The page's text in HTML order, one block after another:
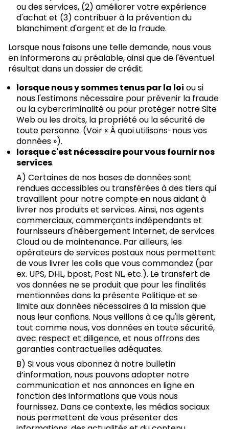
ou des services, (2) améliorer votre expérience
d'achat et (3) contribuer à la prévention du
blanchiment d'argent et de la fraude.
Lorsque nous faisons une telle demande, nous vous
en informerons au préalable, ainsi que de l'éventuel
résultat dans un dossier de crédit.
lorsque nous y sommes tenus par la loi ou si
nous l'estimons nécessaire pour prévenir la fraude
ou la cybercriminalité ou pour protéger notre Site
Web ou les droits, la propriété ou la sécurité de
toute personne. (Voir « À quoi utilisons-nous vos
données »).
lorsque c'est nécessaire pour vous fournir nos
services.
A) Certaines de nos bases de données sont
rendues accessibles ou transférées à des tiers qui
travaillent pour notre compte en nous aidant à
livrer nos produits et services. Ainsi, nos agents
commerciaux, commerçants indépendants et
fournisseurs d'hébergement Internet, de services
Cloud ou de maintenance. Par ailleurs, les
opérateurs de services postaux nous permettent
de vous livrer les colis que vous commandez (par
ex. UPS, DHL, bpost, Post NL, etc.). Le transfert de
vos données ne se produit que pour les finalités
mentionnées dans la présente Politique et se
limite aux données nécessaires à la mission que
nous leur confions. Nous veillons à ce qu'ils gèrent,
tout comme nous, vos données en toute sécurité,
avec respect et diligence, et nous offrons des
garanties contractuelles adéquates.
B) Si vous vous abonnez à notre bulletin
d’information, nous pouvons adapter notre
communication et nos annonces en ligne en
fonction des informations que vous nous
fournissez. Dans ce contexte, les médias sociaux
nous permettent de vous présenter des